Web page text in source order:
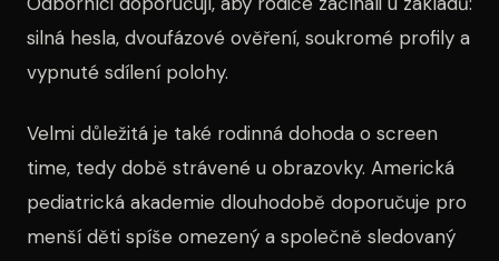
silná hesla, dvoufázové ověření, soukromé profily a
vypnuté sdílení polohy.
Velmi důležitá je také rodinná dohoda o screen
time, tedy době strávené u obrazovky. Americká
pediatrická akademie dlouhodobě doporučuje pro
menší děti spíše omezený a společně sledovaný